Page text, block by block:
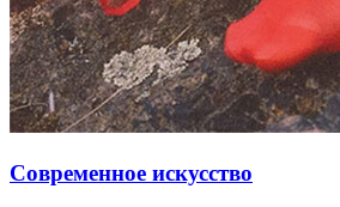
Современное искусство